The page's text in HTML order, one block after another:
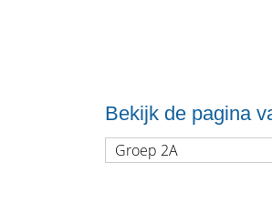
Bekijk de pagina
Groep 2A